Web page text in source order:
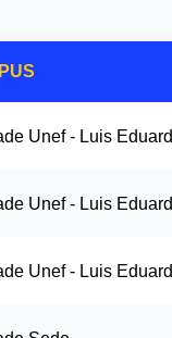
Unef - Luis
Unef - Luis
Unef - Luis